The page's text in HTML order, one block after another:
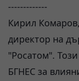
-------------
Кирил
директор на
"Росатом".
БГНЕС за